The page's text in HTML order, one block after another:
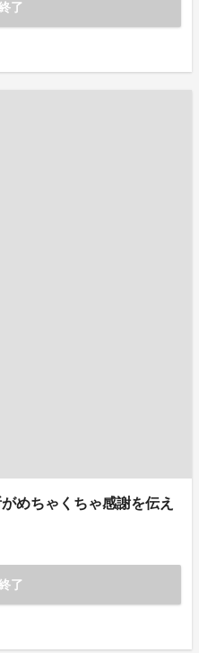
了
めちゃくちゃ感謝を伝え
了